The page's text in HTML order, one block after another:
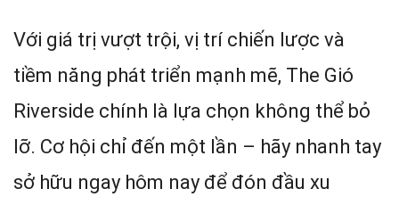
Với giá trị vượt trội, vị trí chiến lược và
tiềm năng phát triển mạnh mẽ, The Gió
Riverside chính là lựa chọn không thể bỏ
lỡ. Cơ hội chỉ đến một lần – hãy nhanh tay
sở hữu ngay hôm nay để đón đầu xu